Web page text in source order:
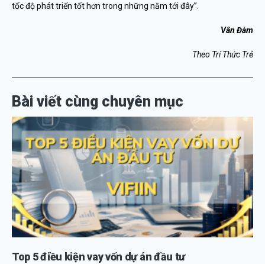
tốc độ phát triển tốt hơn trong những năm tới đây”.
Vân Đàm
Theo Trí Thức Trẻ
Bài viết cùng chuyên mục
Top 5 điều kiện vay vốn dự án đầu tư